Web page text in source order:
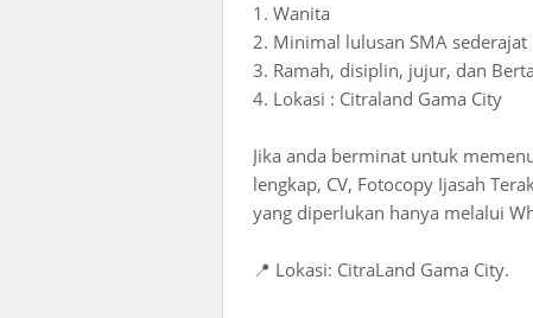
1. Wanita
2. Minimal lulusan SMA sederajat
3. Ramah, disiplin, jujur, dan
4. Lokasi : Citraland Gama City
Jika anda berminat untuk
lengkap, CV, Fotocopy Ijasah
yang diperlukan hanya melalui
📍 Lokasi: CitraLand Gama City.